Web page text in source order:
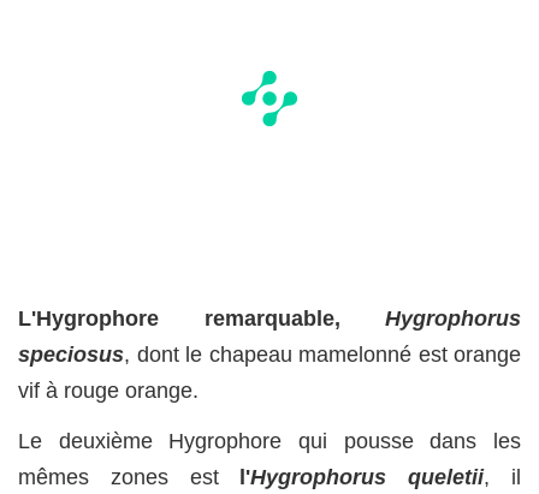
L'Hygrophore remarquable, Hygrophorus
speciosus, dont le chapeau mamelonné est orange
vif à rouge orange.
Le deuxième Hygrophore qui pousse dans les
mêmes zones est
l'Hygrophorus queletii, il